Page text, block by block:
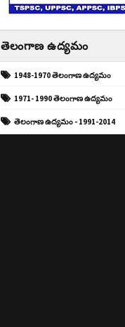
తెలంగాణ ఉద్యమం
1948-1970 తెలంగాణ ఉద్యమం
1971- 1990 తెలంగాణ ఉద్యమం
తెలంగాణ ఉద్యమం - 1991-2014